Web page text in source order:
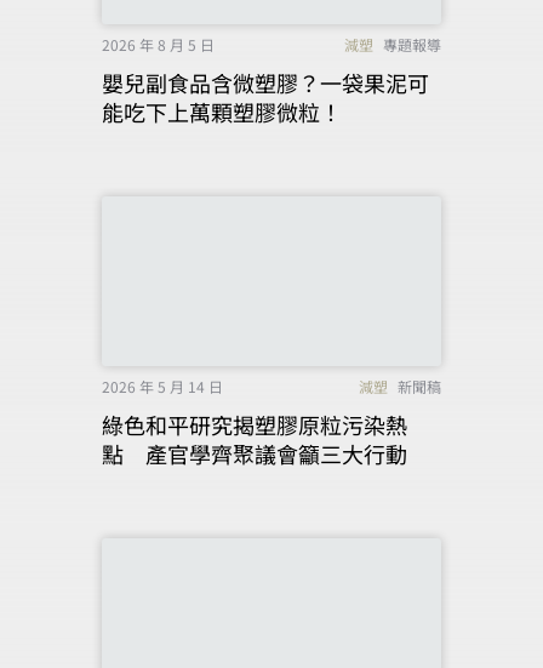
2026 年 8 月 5 日 減塑 專題報導
嬰兒副食品含微塑膠？一袋果泥可
能吃下上萬顆塑膠微粒！
2026 年 5 月 14 日 減塑 新聞稿
綠色和平研究揭塑膠原粒污染熱
點 產官學齊聚議會籲三大行動